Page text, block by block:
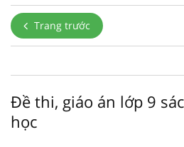
Trang trước
Đề thi, giáo án lớp 9
học